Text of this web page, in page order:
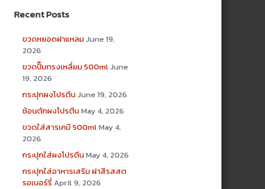
Recent Posts
ขวดหยอดฝาแหลมJune 19,
2026
ขวดปั๊มทรงเหลี่ยม 500mlJune
19, 2026
กระปุกผงโปรตีนJune 19, 2026
ช้อนตักผงโปรตีนMay 4, 2026
ขวดใส่สารเคมี 500mlMay 4,
2026
กระปุกใส่ผงโปรตีนMay 4, 2026
กระปุกใส่อาหารเสริม ฝาสีรสสต
รอเบอร์รี่April 9, 2026